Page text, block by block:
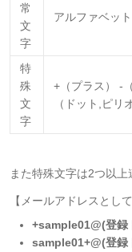
常
文
字
アルファベッ
特
殊
文
字
+（プラス） -
（ドット,ピリ
また特殊文字は2つ以上
【メールアドレスとし
+sample01@(登
sample01+@(登録